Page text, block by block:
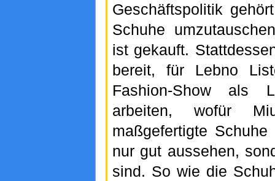
Geschäftspolitik
Schuhe
ist gekauft.
bereit, für Lebno
Fashion-Show als
arbeiten, wofür
maßgefertigte
nur gut aussehen,
sind. So wie die